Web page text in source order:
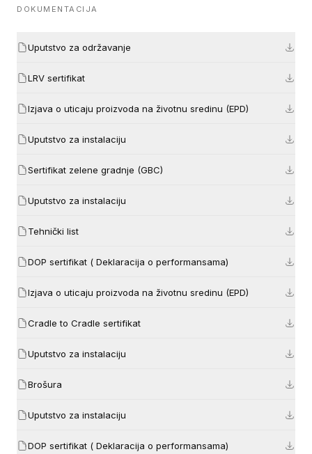
DOKUMENTACIJA
Uputstvo za održavanje
LRV sertifikat
Izjava o uticaju proizvoda na životnu sredinu (EPD)
Uputstvo za instalaciju
Sertifikat zelene gradnje (GBC)
Uputstvo za instalaciju
Tehnički list
DOP sertifikat ( Deklaracija o performansama)
Izjava o uticaju proizvoda na životnu sredinu (EPD)
Cradle to Cradle sertifikat
Uputstvo za instalaciju
Brošura
Uputstvo za instalaciju
DOP sertifikat ( Deklaracija o performansama)